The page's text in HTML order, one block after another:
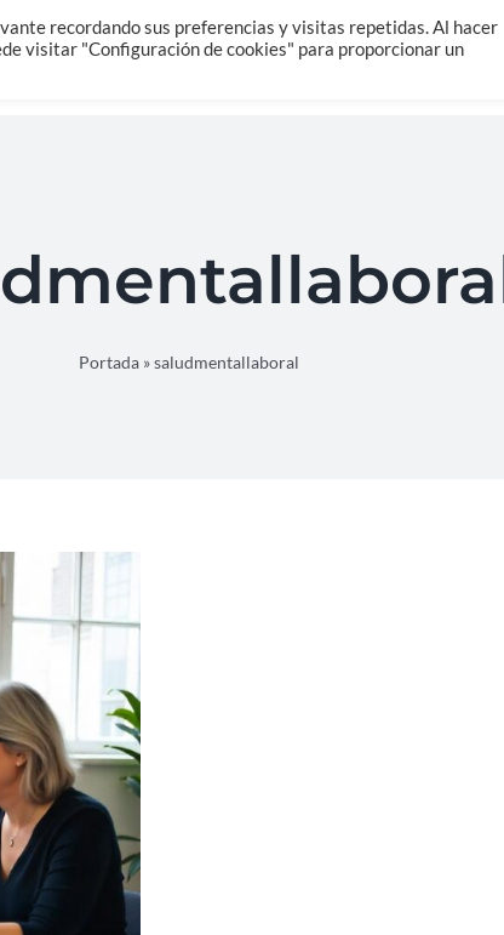
Home Sobre Mi Salud Integrativa
Portada »saludmentallaboral
recordando sus preferencias y visitas repetidas. Al hacer
visitar "Configuración de cookies" para proporcionar un